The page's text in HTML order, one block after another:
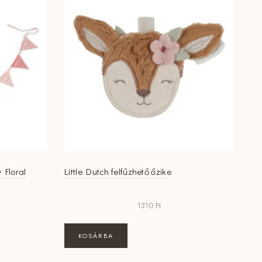
Floral Little Dutch felfűzhető őzike
1310 Ft
KOSÁRBA